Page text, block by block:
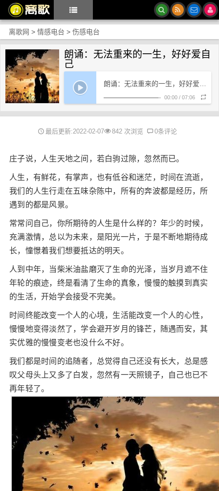
离歌网 > 情感电台 > 伤感电台
朗诵：无法重来的一生，好好爱自
己
00:00 / 07:06
最后更新:2022-02-07 842 次浏览 0条评论
庄子说，人生天地之间，若白驹过隙，忽然而已。
人生，有鲜花，有掌声，也有低谷和迷茫，时间在流逝，
我们的人生行走在五味杂陈中，所有的奔波都是经历，所
遇到的都是风景。
常常问自己，你所期待的人生是什么样的？年少的时候，
充满激情，总以为未来，是阳光一片，于是不断地期待成
长，憧憬着我们想要抵达的明天。
人到中年，当柴米油盐磨灭了生命的光泽，当岁月遮不住
年轮的痕迹，终是看清了生命的真象，慢慢的触摸到真实
的生活，开始学会接受不完美。
时间终能改变一个人的心境，生活能改变一个人的心性，
慢慢地变得淡然了，学会避开岁月的锋芒，随遇而安，其
实优雅的慢慢变老也没什么不好。
我们都是时间的追随者，总觉得自己还没有长大，总是感
叹父母头上又多了白发，忽然有一天照镜子，自己也已不
再年轻了。